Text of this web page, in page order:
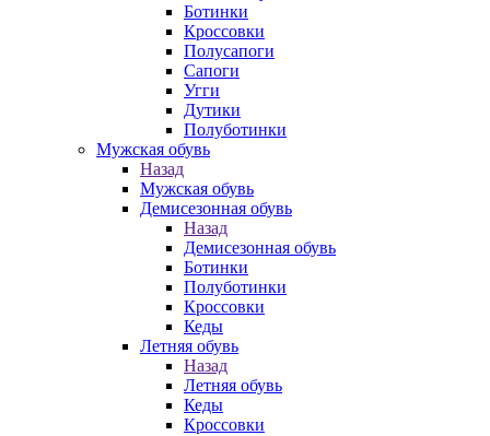
Ботинки
Кроссовки
Полусапоги
Сапоги
Угги
Дутики
Полуботинки
Мужская обувь
Назад
Мужская обувь
Демисезонная обувь
Назад
Демисезонная обувь
Ботинки
Полуботинки
Кроссовки
Кеды
Летняя обувь
Назад
Летняя обувь
Кеды
Кроссовки